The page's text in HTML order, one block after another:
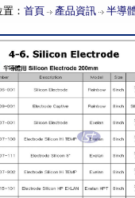
： 首頁 產品資訊 半導